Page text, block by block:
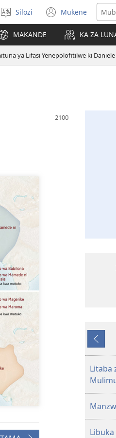
Mukete
puo
Silozi Mukene
(opens
new
window)
MAKANDE KA ZA
ya Lifasi Yenepolofitilwe ki Daniele
Taba
Yefelile
Litaba